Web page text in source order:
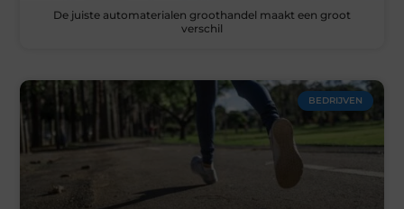
De juiste automaterialen groothandel maakt een groot
verschil
BEDRIJVEN